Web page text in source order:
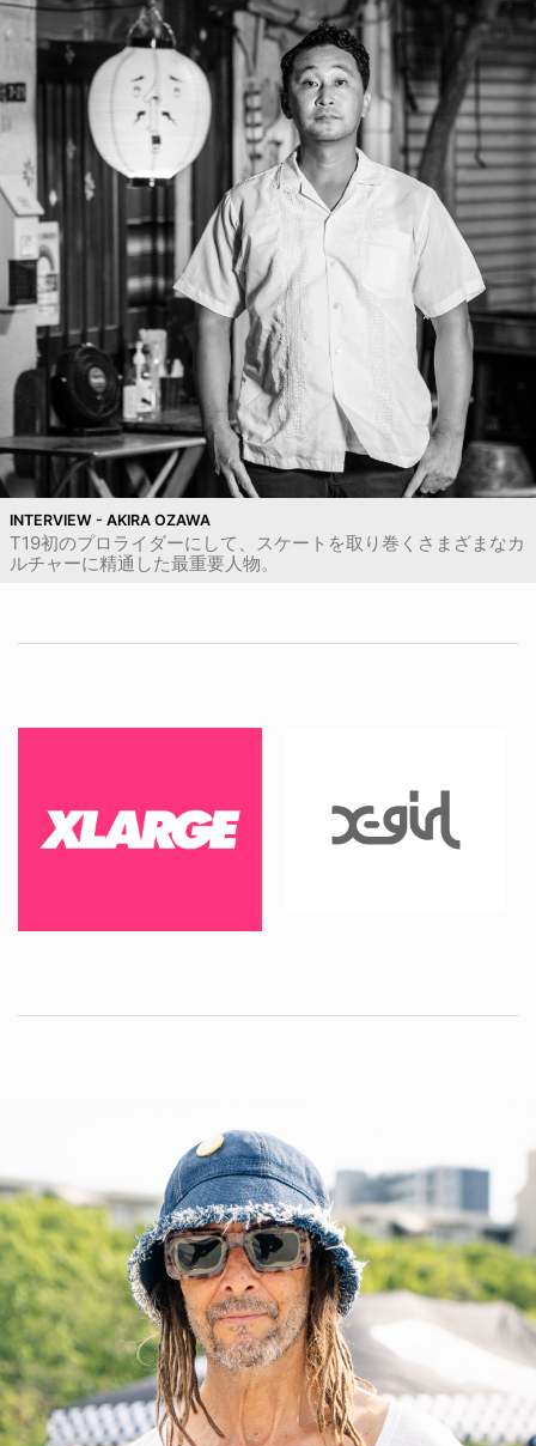
INTERVIEW - AKIRA OZAWA
T19初のプロライダーにして、スケートを取り巻くさまざまなカ
ルチャーに精通した最重要人物。